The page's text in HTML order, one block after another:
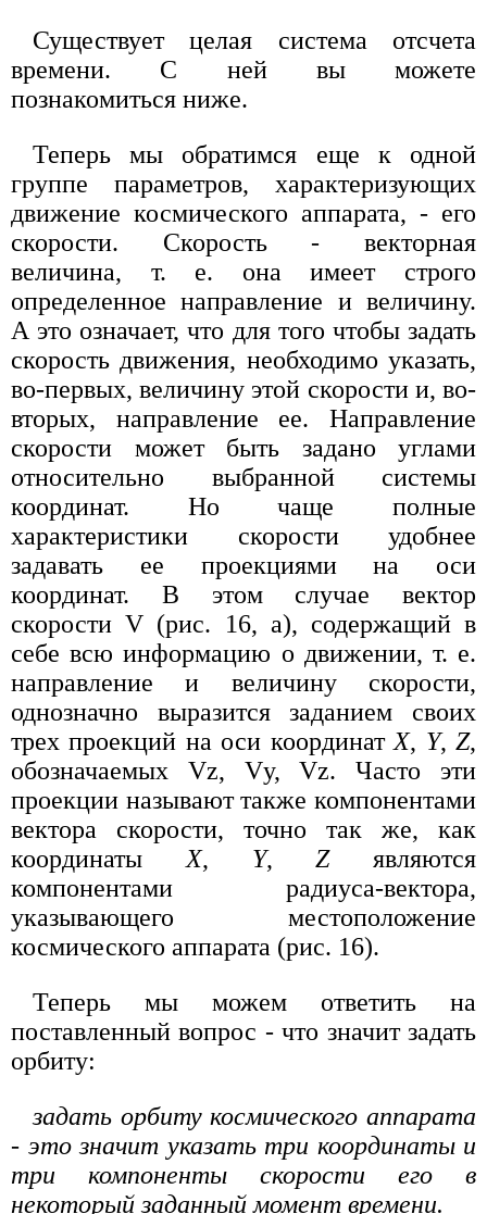
Существует целая система отсчета
времени. С ней вы можете
познакомиться ниже.
Теперь мы обратимся еще к одной
группе параметров, характеризующих
движение космического аппарата, - его
скорости. Скорость - векторная
величина, т. е. она имеет строго
определенное направление и величину.
А это означает, что для того чтобы задать
скорость движения, необходимо указать,
во-первых, величину этой скорости и, во-
вторых, направление ее. Направление
скорости может быть задано углами
относительно выбранной системы
координат. Но чаще полные
характеристики скорости удобнее
задавать ее проекциями на оси
координат. В этом случае вектор
скорости V (рис. 16, а), содержащий в
себе всю информацию о движении, т. е.
направление и величину скорости,
однозначно выразится заданием своих
трех проекций на оси координат X, Y,Z,
обозначаемых Vz, Vу, Vz. Часто эти
проекции называют также компонентами
вектора скорости, точно так же, как
координаты X, Y,Zявляются
компонентами радиуса-вектора,
указывающего местоположение
космического аппарата (рис. 16).
Теперь мы можем ответить на
поставленный вопрос - что значит задать
орбиту:
задать орбиту космического аппарата
- это значит указать три координаты и
три компоненты скорости его в
некоторый заданный момент времени.